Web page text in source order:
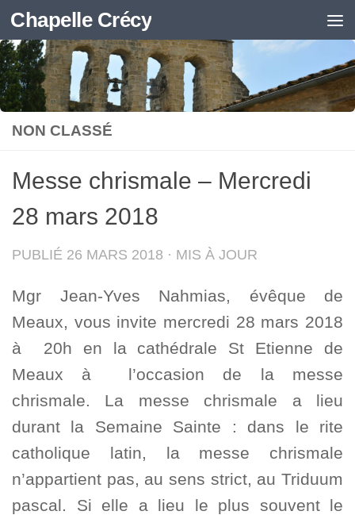
Skip to content
Chapelle Crécy
NON CLASSÉ
Messe chrismale – Mercredi
28 mars 2018
PUBLIÉ 26 MARS 2018 · MIS À JOUR
Mgr Jean-Yves Nahmias, évêque de
Meaux, vous invite mercredi 28 mars 2018
à 20h en la cathédrale St Etienne de
Meaux à l’occasion de la messe
chrismale. La messe chrismale a lieu
durant la Semaine Sainte : dans le rite
catholique latin, la messe chrismale
n’appartient pas, au sens strict, au Triduum
pascal. Si elle a lieu le plus souvent le